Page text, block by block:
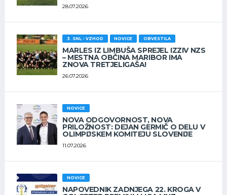
28.07.2026
3. SNL - VZHOD NOVICE OBVESTILA
MARLES IZ LIMBUŠA SPREJEL IZZIV NZS
– MESTNA OBČINA MARIBOR IMA
ZNOVA TRETJELIGAŠA!
26.07.2026
NOVICE
NOVA ODGOVORNOST, NOVA
PRILOŽNOST: DEJAN GERMIČ O DELU V
OLIMPIJSKEM KOMITEJU SLOVENIJE
11.07.2026
NOVICE
NAPOVEDNIK ZADNJEGA 22. KROGA V